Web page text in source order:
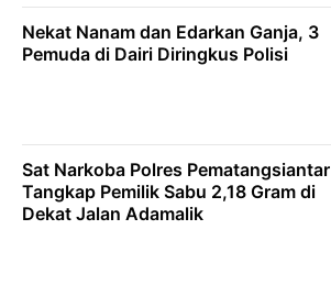
Nekat Nanam dan Edarkan Ganja, 3
Pemuda di Dairi Diringkus Polisi
Sat Narkoba Polres Pematangsiantar
Tangkap Pemilik Sabu 2,18 Gram di
Dekat Jalan Adamalik